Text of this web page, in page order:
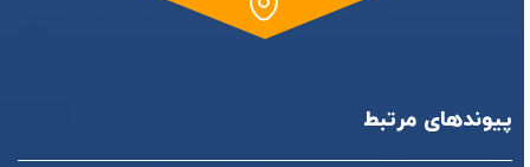
پیوندهای مرتبط